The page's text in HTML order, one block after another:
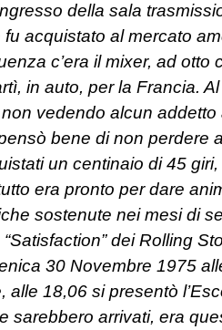
della sala
fu acquistato al mercato
c’era il mixer, ad otto
in auto, per la Francia.
vedendo alcun
bene di non perdere
un centinaio di 45
era pronto per dare
sostenute nei mesi di
dei Rolling
30 Novembre 1975
alle 18,06 si presentò
sarebbero arrivati, era